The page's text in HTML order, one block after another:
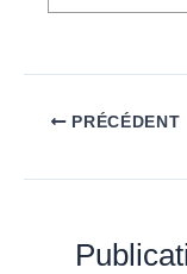
PRÉCÉDENT